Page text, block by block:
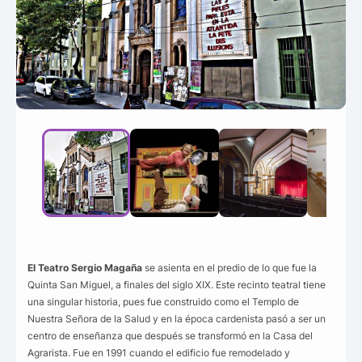
El Teatro Sergio Magaña se asienta en el predio de lo que fue la
Quinta San Miguel, a finales del siglo XIX. Este recinto teatral tiene
una singular historia, pues fue construido como el Templo de
Nuestra Señora de la Salud y en la época cardenista pasó a ser un
centro de enseñanza que después se transformó en la Casa del
Agrarista. Fue en 1991 cuando el edificio fue remodelado y